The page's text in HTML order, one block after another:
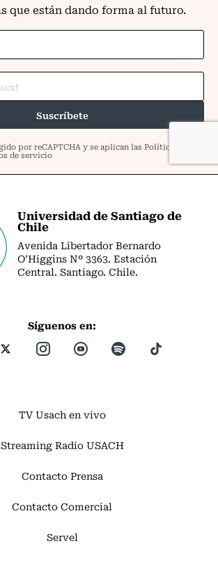
Universidad de Santiago de
Chile
Avenida Libertador Bernardo
O’Higgins Nº 3363. Estación
Central. Santiago. Chile.
Síguenos en:
TV Usach en vivo
Streaming Radio USACH
Contacto Prensa
Contacto Comercial
Servel